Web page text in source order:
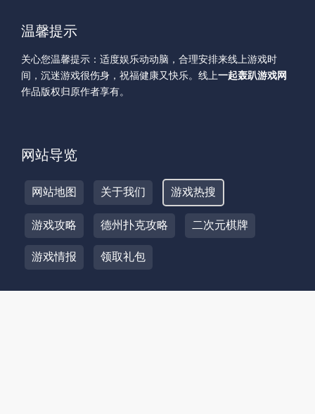
温馨提示
关心您温馨提示：适度娱乐动动脑，合理安排来线上游戏时
间，沉迷游戏很伤身，祝福健康又快乐。线上一起轰趴游戏网
作品版权归原作者享有。
网站导览
网站地图 关于我们 游戏热搜
游戏攻略 德州扑克攻略 二次元棋牌
游戏情报 领取礼包